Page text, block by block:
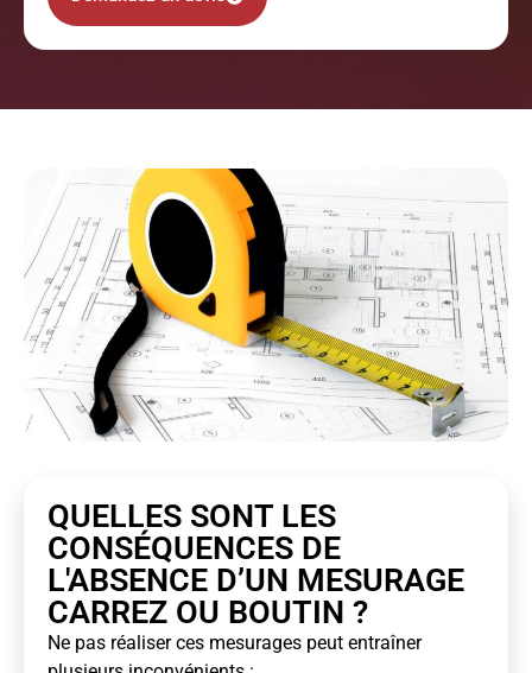
QUELLES SONT LES
CONSÉQUENCES DE
L'ABSENCE D’UN MESURAGE
CARREZ OU BOUTIN ?
Ne pas réaliser ces mesurages peut entraîner